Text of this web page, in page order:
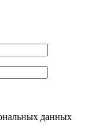
данных